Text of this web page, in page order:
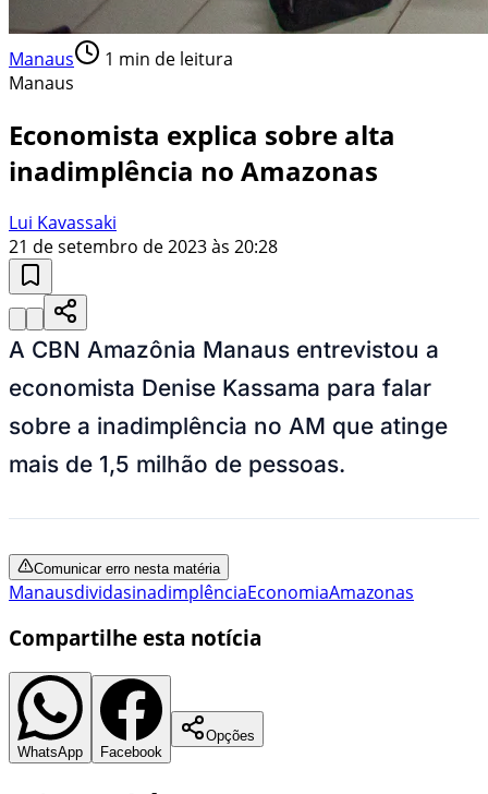
Manaus 1 min de leitura
Manaus
Economista explica sobre alta
inadimplência no Amazonas
Lui Kavassaki
21 de setembro de 2023 às 20:28
A CBN Amazônia Manaus entrevistou a
economista Denise Kassama para falar
sobre a inadimplência no AM que atinge
mais de 1,5 milhão de pessoas.
Comunicar erro nesta matéria
ManausdividasinadimplênciaEconomiaAmazonas
Compartilhe esta notícia
WhatsApp Facebook
Opções